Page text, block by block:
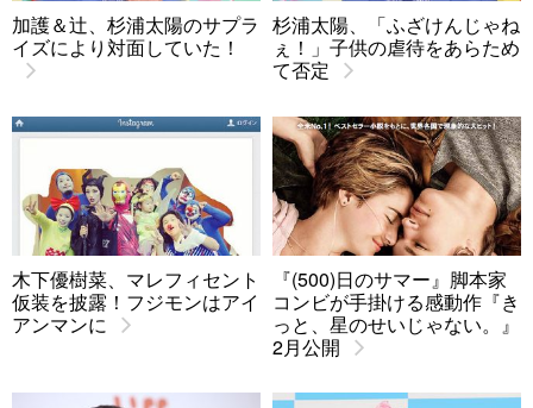
加護＆辻、杉浦太陽のサプラ
イズにより対面していた！
杉浦太陽、「ふざけんじゃね
ぇ！」子供の虐待をあらため
て否定
木下優樹菜、マレフィセント
仮装を披露！フジモンはアイ
アンマンに
『(500)日のサマー』脚本家
コンビが手掛ける感動作『き
っと、星のせいじゃない。』
2月公開